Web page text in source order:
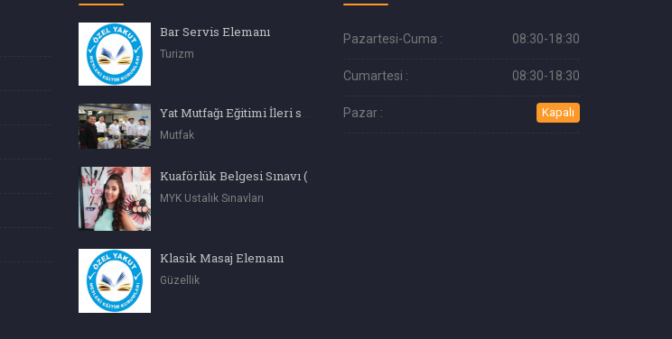
Bar Servis Elemanı
Turizm
Mutfak
MYK Ustalık Sınavları
Klasik Masaj Elemanı
Güzellik
Pazartesi-Cuma : 08:30-18:30
Cumartesi : 08:30-18:30
Pazar : Kapalı